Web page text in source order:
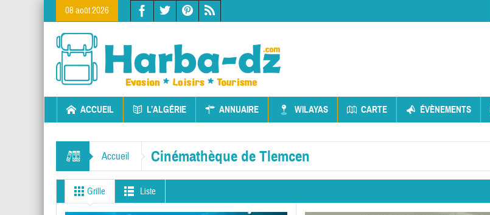
08 août 2026
ACCUEIL L’ALGÉRIE ANNUAIRE WILAYAS CARTE ÉVÈNEMENTS
Accueil Cinémathèque de Tlemcen
Grille Liste